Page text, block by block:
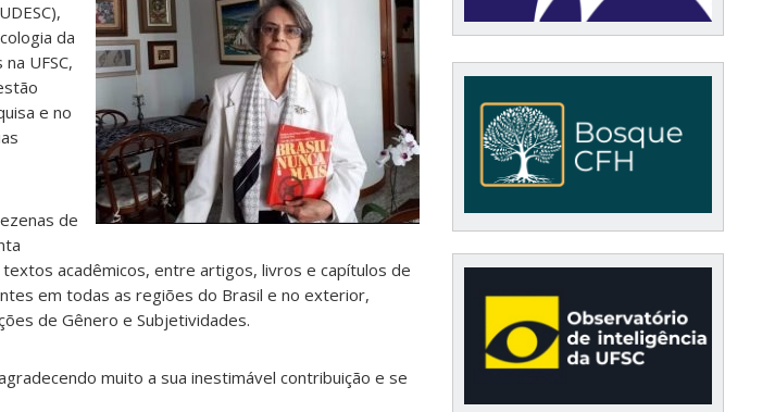
da
UFSC,
e no
de
acadêmicos, entre artigos, livros e capítulos de
em todas as regiões do Brasil e no exterior,
de Gênero e Subjetividades.
muito a sua inestimável contribuição e se